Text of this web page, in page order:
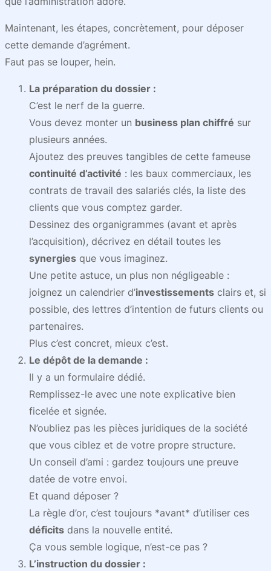
Maintenant, les étapes, concrètement, pour déposer
cette demande d’agrément.
Faut pas se louper, hein.
La préparation du dossier :
C’est le nerf de la guerre.
Vous devez monter un business plan chiffré sur
plusieurs années.
Ajoutez des preuves tangibles de cette fameuse
continuité d’activité : les baux commerciaux, les
contrats de travail des salariés clés, la liste des
clients que vous comptez garder.
Dessinez des organigrammes (avant et après
l’acquisition), décrivez en détail toutes les
synergies que vous imaginez.
Une petite astuce, un plus non négligeable :
joignez un calendrier d’investissements clairs et, si
possible, des lettres d’intention de futurs clients ou
partenaires.
Plus c’est concret, mieux c’est.
Le dépôt de la demande :
Il y a un formulaire dédié.
Remplissez-le avec une note explicative bien
ficelée et signée.
N’oubliez pas les pièces juridiques de la société
que vous ciblez et de votre propre structure.
Un conseil d’ami : gardez toujours une preuve
datée de votre envoi.
Et quand déposer ?
La règle d’or, c’est toujours *avant* d’utiliser ces
déficits dans la nouvelle entité.
Ça vous semble logique, n’est-ce pas ?
L’instruction du dossier :